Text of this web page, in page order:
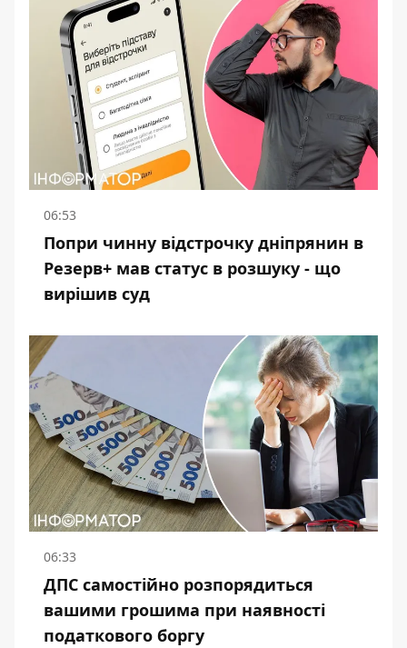
06:53
Попри чинну відстрочку дніпрянин в
Резерв+ мав статус в розшуку - що
вирішив суд
06:33
ДПС самостійно розпорядиться
вашими грошима при наявності
податкового боргу